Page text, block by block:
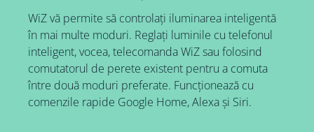
WiZ vă permite să controlați iluminarea inteligentă
în mai multe moduri. Reglați luminile cu telefonul
inteligent, vocea, telecomanda WiZ sau folosind
comutatorul de perete existent pentru a comuta
între două moduri preferate. Funcționează cu
comenzile rapide Google Home, Alexa și Siri.